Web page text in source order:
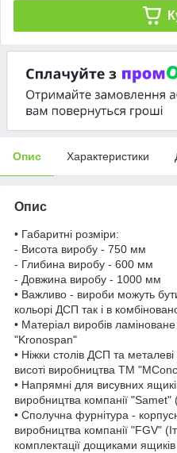
Опис Характеристики
Опис
• Габаритні розміри:
- Висота виробу - 750 мм
- Глибина виробу - 600 мм
- Довжина виробу - 1000 мм
• Важливо - вироби можуть
кольорі ДСП так і в
• Матеріал виробів
"Kronospan"
• Ніжки столів ДСП та
висоті виробництва ТМ
• Напрямні для висувних
виробництва компанії "Samet"
• Сполучна фурнітура -
виробництва компанії "FGV"
комплектації дощиками ящиків